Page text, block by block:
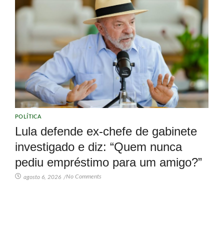
POLÍTICA
Lula defende ex-chefe de gabinete
investigado e diz: “Quem nunca
pediu empréstimo para um amigo?”
agosto 6, 2026 /No Comments